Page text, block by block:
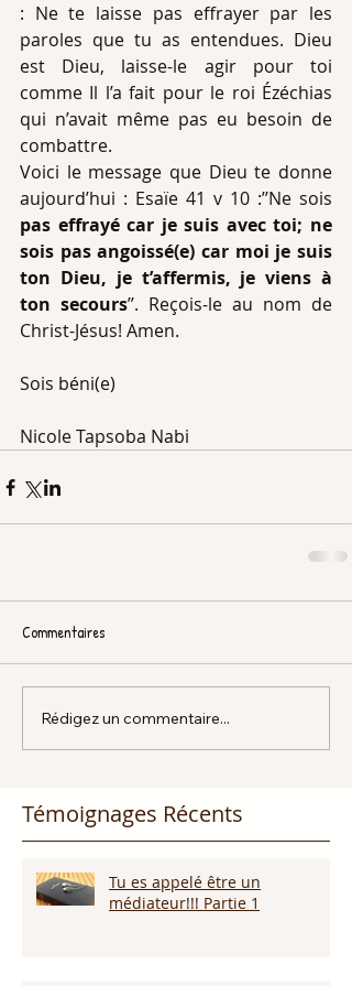
: Ne te laisse pas effrayer par les
paroles que tu as entendues. Dieu
est Dieu, laisse-le agir pour toi
comme Il l’a fait pour le roi Ézéchias
qui n’avait même pas eu besoin de
combattre.
Voici le message que Dieu te donne
aujourd’hui : Esaïe 41 v 10 :’’Ne sois
pas effrayé car je suis avec toi; ne
sois pas angoissé(e) car moi je suis
ton Dieu, je t’affermis, je viens à
ton secours’’. Reçois-le au nom de
Christ-Jésus! Amen.
Sois béni(e)
Nicole Tapsoba Nabi
Commentaires
Rédigez un commentaire...
Témoignages Récents
Tu es appelé être un
médiateur!!! Partie 1